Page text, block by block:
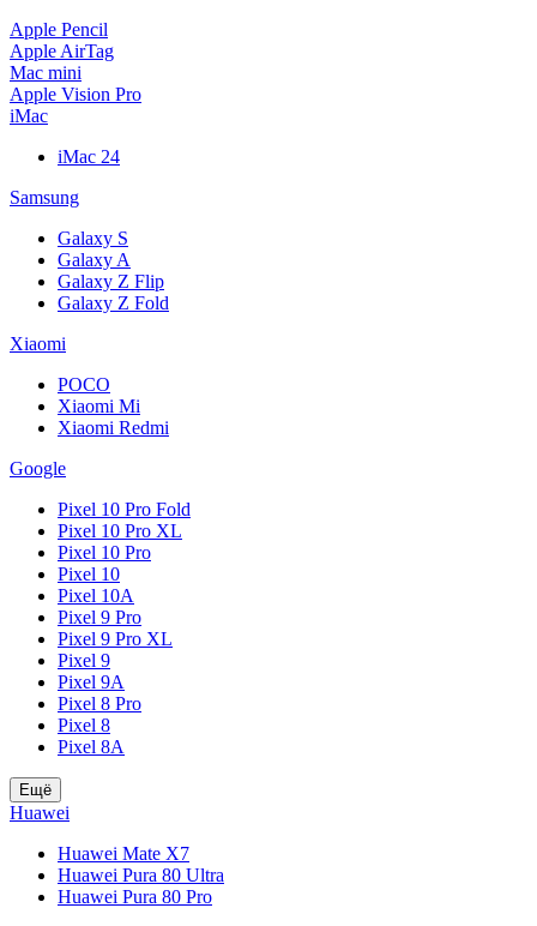
Apple Pencil
Apple AirTag
Mac mini
Apple Vision Pro
iMac
iMac 24
Samsung
Galaxy S
Galaxy A
Galaxy Z Flip
Galaxy Z Fold
Xiaomi
POCO
Xiaomi Mi
Xiaomi Redmi
Google
Pixel 10 Pro Fold
Pixel 10 Pro XL
Pixel 10 Pro
Pixel 10
Pixel 10A
Pixel 9 Pro
Pixel 9 Pro XL
Pixel 9
Pixel 9A
Pixel 8 Pro
Pixel 8
Pixel 8A
Ещё
Huawei
Huawei Mate X7
Huawei Pura 80 Ultra
Huawei Pura 80 Pro